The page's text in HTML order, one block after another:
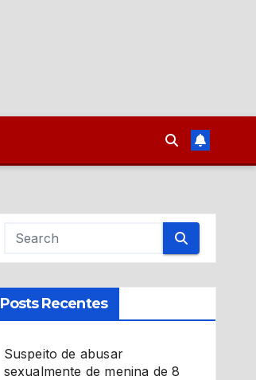
Posts Recentes
Suspeito de abusar
sexualmente de menina de 8